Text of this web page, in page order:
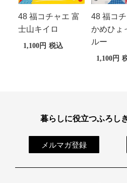
48 福コチャエ 富
士山キイロ
1,100 税込
48 福コ
かめひょ
ルー
1,100
暮らしに役立つふろし
メルマガ登録